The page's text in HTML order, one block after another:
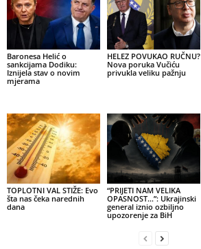
Baronesa Helić o
sankcijama Dodiku:
Iznijela stav o novim
mjerama
HELEZ POVUKAO RUČNU?
Nova poruka Vučiću
privukla veliku pažnju
TOPLOTNI VAL STIŽE: Evo
šta nas čeka narednih
dana
“PRIJETI NAM VELIKA
OPASNOST…”: Ukrajinski
general iznio ozbiljno
upozorenje za BiH